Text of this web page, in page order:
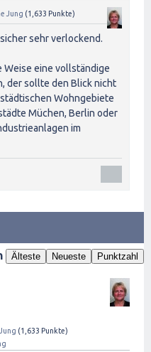
Jung (1,633 Punkte)
sehr verlockend.
Weise eine vollständige
der sollte den Blick nicht
Wohngebiete
Müchen, Berlin oder
im
Älteste Neueste Punktzahl
(1,633 Punkte)